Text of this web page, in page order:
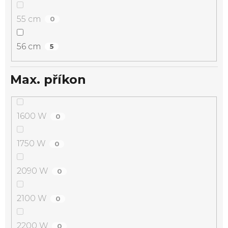
55 cm 0
56 cm 5
Max. příkon
1600 W 0
1750 W 0
2090 W 0
2100 W 0
2200 W 0